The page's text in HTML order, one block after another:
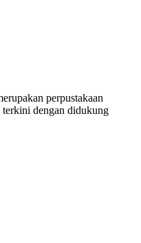
perpustakaan
terkini dengan didukung